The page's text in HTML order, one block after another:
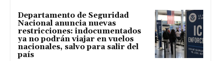
Departamento de Seguridad
Nacional anuncia nuevas
restricciones: indocumentados
ya no podrán viajar en vuelos
nacionales, salvo para salir del
país